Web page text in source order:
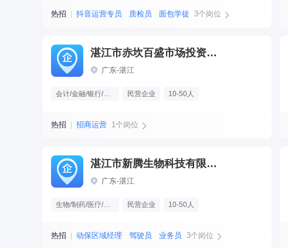
热招 抖音运营专员 质检员 面包学徒 3个岗位
湛江市赤坎百盛市场投资有限公司
广东-湛江
会计/金融/银行/保险 民营企业 10-50人
热招 招商运营 1个岗位
湛江市新腾生物科技有限公司
广东-湛江
生物/制药/医疗/护理 民营企业 10-50人
热招 动保区域经理 驾驶员 业务员 3个岗位